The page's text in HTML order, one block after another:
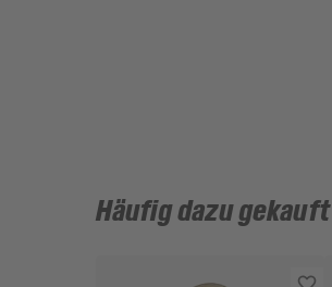
Häufig dazu gekauft